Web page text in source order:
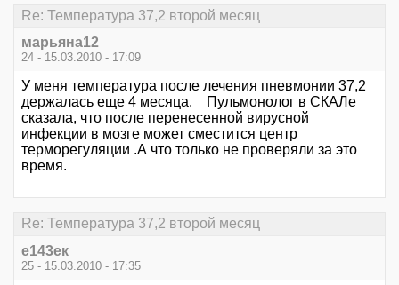
Re: Температура 37,2 второй месяц
марьяна12
24 - 15.03.2010 - 17:09
У меня температура после лечения пневмонии 37,2
держалась еще 4 месяца. Пульмонолог в СКАЛе
сказала, что после перенесенной вирусной
инфекции в мозге может сместится центр
терморегуляции .А что только не проверяли за это
время.
Re: Температура 37,2 второй месяц
е143ек
25 - 15.03.2010 - 17:35